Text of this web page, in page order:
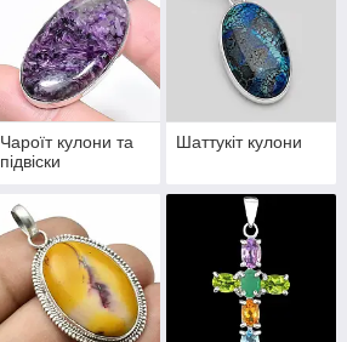
Чароїт кулони та
підвіски
Шаттукіт кулони